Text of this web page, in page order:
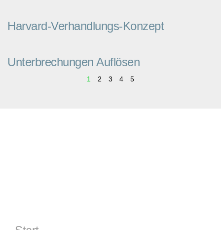
Harvard-Verhandlungs-Konzept
Unterbrechungen Auflösen
1 2 3 4 5